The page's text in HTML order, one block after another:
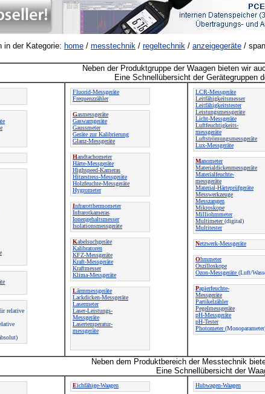
in der Kategorie: home / messtechnik / regeltechnik / anzeigegeräte /
Neben der Produktgruppe der Waagen bieten wir
Eine Schnellübersicht der Gerätegruppen
relative
Fluorid-Messgeräte
Frequenzzähler
Gasmessgeräte
Gaswarngeräte
Gaussmeter
Geräte zur Kalibrierung
Glanz-Messgeräte
Handtachometer
Härte-Messgeräte
Highspeed-Kameras
Hitzestress-Messgeräte
Holzfeuchte-Messgeräte
Hygrometer
Infrarotthermometer
Infrarotkameras
Ionengehaltsmesser
Isolationsmessgeräte
Kabelsuchgeräte
Kalibratoren
KFZ-Messgeräte
Kraft-Messgeräte
Kraftmesser
Klima-Messgeräte
Lärmmessgeräte
Lackdicken-Messgeräte
Lasermeter
Laser-Leistungs-
Messgeräte
Lasertemperatur-
messgeräte
LCR-Messgeräte
Leitfähigkeitsmesser
Leitfähigkeitstester
Leistungsmessgeräte
Licht-Messgeräte
Luftfeuchtigkeits-
messgeräte
Luftströmungsmessgeräte
Lux-Messgeräte
Manometer
Materialdickenmessgeräte
Materialfeuchte-
messgeräte
Material-Härteprüfgeräte
Messwerkzeuge
Messzangen
Mikroskope
Milliohmmeter
Multimeter(digital)
Multitester
Netzwerk-Messgeräte
Ohmmeter
Oszilloskope
Ozon-Messgeräte (Luft/
Papierfeuchte-
Messgeräte
Partikelzähler
Pegelmessgeräte
pH-Messgeräte
pH-Tester
Photometer
Neben dem Produktbereich der Messtechnik
Eine Schnellübersicht der
Eichfähige-Waagen Hubwagen-Waagen